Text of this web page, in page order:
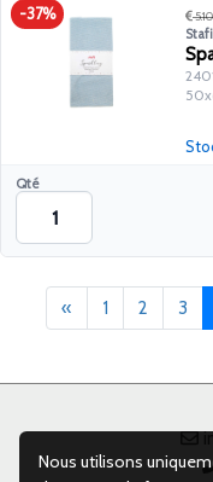
-37% 5.10
Qté
« Précédent
1 2 3
Nous utilisons